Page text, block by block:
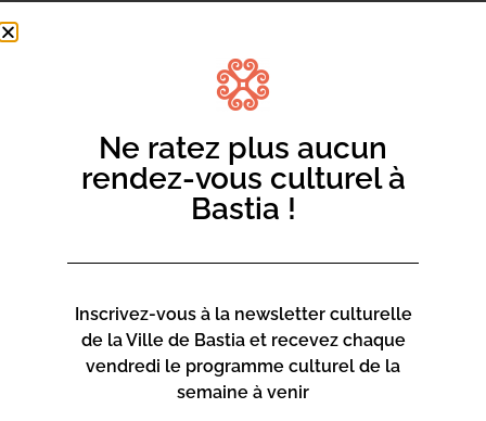
émotions. Du chant, des écoutes, des percussions
corporelles et du travail de voix seront de la partie.
Renseignements et inscriptions au 06 73 68 89 18 ou
Ne ratez plus aucun
rendez-vous culturel à
Bastia !
Inscrivez-vous à la newsletter culturelle
de la Ville de Bastia et recevez chaque
vendredi le programme culturel de la
semaine à venir